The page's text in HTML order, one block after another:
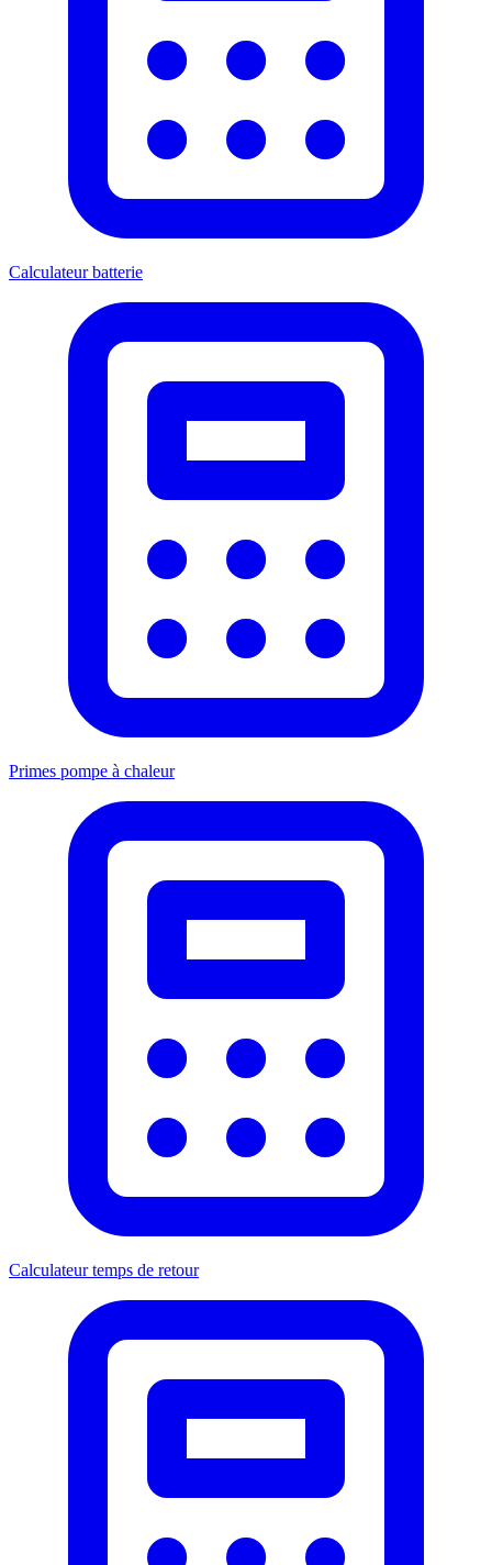
Calculateur batterie
Primes pompe à chaleur
Calculateur temps de retour